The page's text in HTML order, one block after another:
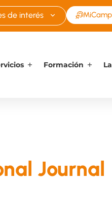
de interés
Formación
Journal